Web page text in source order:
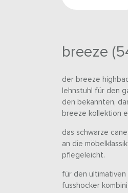
breeze
der breeze
lehnstuhl für den
den bekannten,
breeze kollektion
das schwarze
an die
pflegeleicht.
für den
fusshocker